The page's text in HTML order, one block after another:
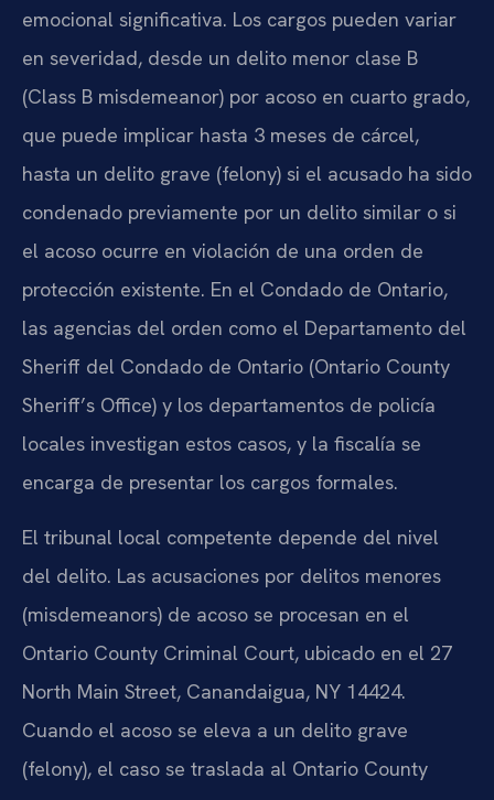
emocional significativa. Los cargos pueden variar
en severidad, desde un delito menor clase B
(Class B misdemeanor) por acoso en cuarto grado,
que puede implicar hasta 3 meses de cárcel,
hasta un delito grave (felony) si el acusado ha sido
condenado previamente por un delito similar o si
el acoso ocurre en violación de una orden de
protección existente. En el Condado de Ontario,
las agencias del orden como el Departamento del
Sheriff del Condado de Ontario (Ontario County
Sheriff’s Office) y los departamentos de policía
locales investigan estos casos, y la fiscalía se
encarga de presentar los cargos formales.
El tribunal local competente depende del nivel
del delito. Las acusaciones por delitos menores
(misdemeanors) de acoso se procesan en el
Ontario County Criminal Court, ubicado en el 27
North Main Street, Canandaigua, NY 14424.
Cuando el acoso se eleva a un delito grave
(felony), el caso se traslada al Ontario County